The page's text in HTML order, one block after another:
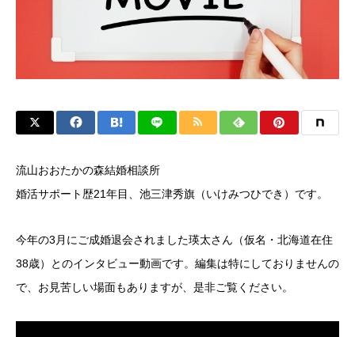
流山おおたかの森結婚相談所
婚活サポート歴21年目、池三津秀旗（いけみつひでき）です。
今年の3月にご成婚退会されました瑛太さん（仮名・北海道在住
38歳）とのインタビュー動画です。編集は特にしておりませんの
で、お見苦しい場面もありますが、是非ご覧ください。